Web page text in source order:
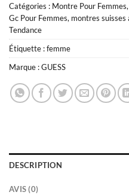
Catégories : Montre Pour Femmes,
Gc Pour Femmes, montres
Tendance
Étiquette :femme
Marque :GUESS
DESCRIPTION
AVIS (0)